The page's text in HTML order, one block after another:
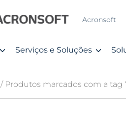
Acronsoft
Serviços e Soluções
/ Produtos marcados com a tag